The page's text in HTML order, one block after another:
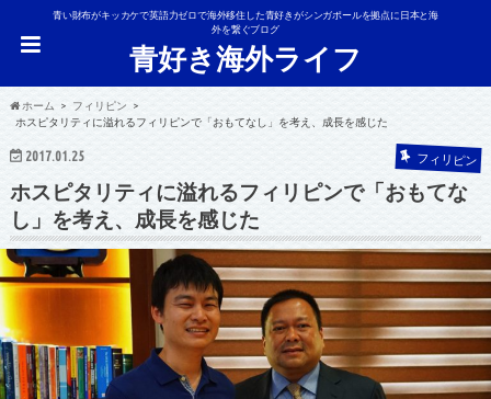
青い財布がキッカケで英語力ゼロで海外移住した青好きがシンガポールを拠点に日本と海
外を繋ぐブログ
青好き海外ライフ
ホーム
フィリピン
ホスピタリティに溢れるフィリピンで「おもてなし」を考え、成長を感じた
2017.01.25 フィリピン
ホスピタリティに溢れるフィリピンで「おもてな
し」を考え、成長を感じた